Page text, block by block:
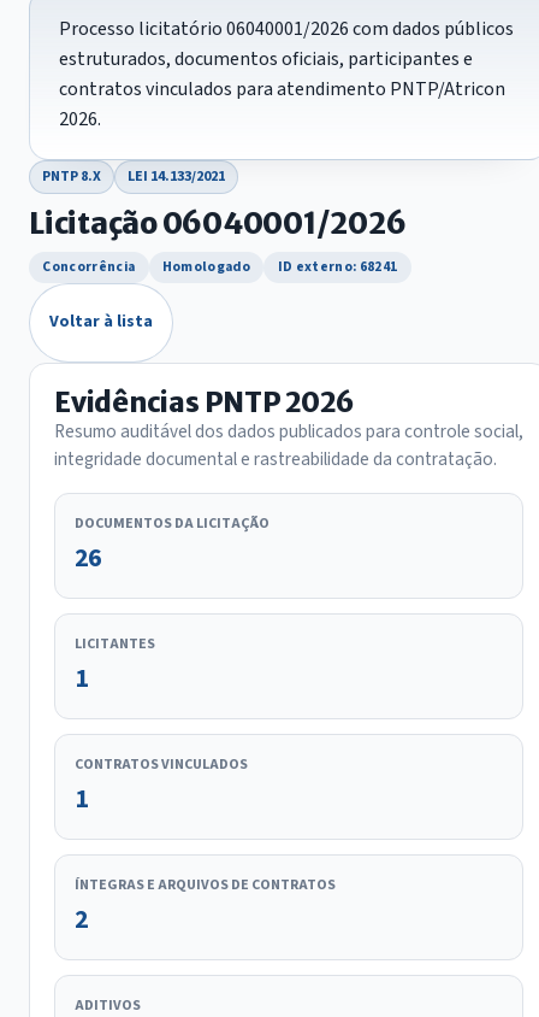
Processo licitatório 06040001/2026 com dados públicos
estruturados, documentos oficiais, participantes e
contratos vinculados para atendimento PNTP/Atricon
2026.
PNTP 8.X LEI 14.133/2021
Licitação 06040001/2026
Concorrência Homologado ID externo: 68241
Voltar à lista
Evidências PNTP 2026
Resumo auditável dos dados publicados para controle social,
integridade documental e rastreabilidade da contratação.
DOCUMENTOS DA LICITAÇÃO
26
LICITANTES
1
CONTRATOS VINCULADOS
1
ÍNTEGRAS E ARQUIVOS DE CONTRATOS
2
ADITIVOS